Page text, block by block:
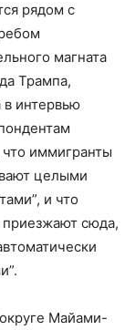
рядом с
магната
Трампа,
в интервью
что иммигранты
целыми
и что
сюда,
Майами-